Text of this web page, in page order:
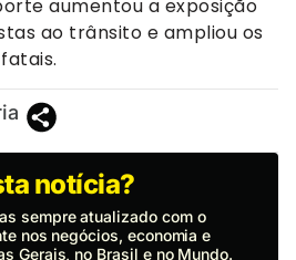
aumentou a exposição
ao trânsito e ampliou os
notícia?
sempre atualizado com o
nos negócios, economia e
Gerais, no Brasil e no Mundo.